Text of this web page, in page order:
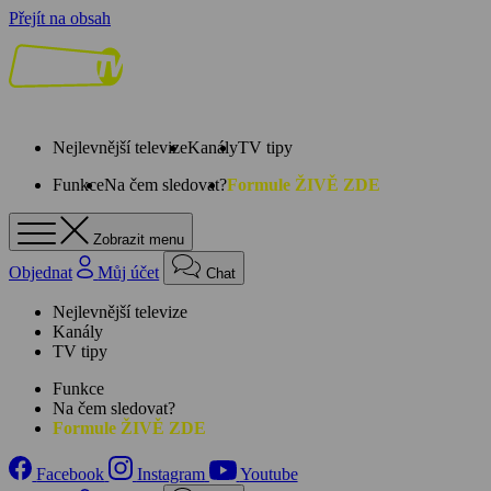
Přejít na obsah
Nejlevnější televizeKanályTV tipy
FunkceNa čem sledovat?Formule ŽIVĚ ZDE
Zobrazit menu
Objednat Můj účet Chat
Nejlevnější televize
Kanály
TV tipy
Funkce
Na čem sledovat?
Formule ŽIVĚ ZDE
Facebook Instagram
Youtube